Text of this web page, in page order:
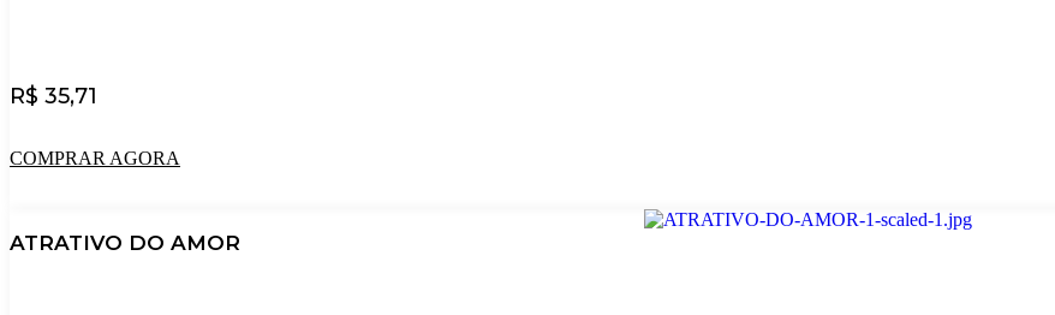
R$ 35,71
COMPRAR AGORA
ATRATIVO DO AMOR